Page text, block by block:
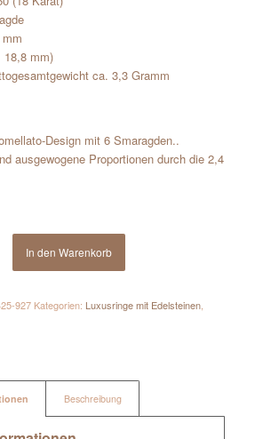
mm)
ca. 3,3 Gramm
Design mit 6 Smaragden..
ausgewogene Proportionen durch die 2,4
In den Warenkorb
927 Kategorien: Luxusringe mit Edelsteinen,
Beschreibung